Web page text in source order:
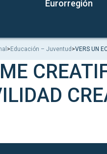
Eurorregión
>Educación – Juventud >VERS UN